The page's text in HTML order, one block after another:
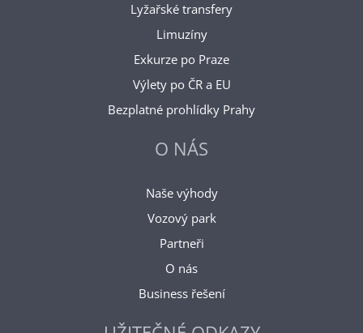
Lyžařské transfery
Limuzíny
Exkurze po Praze
Výlety po ČR a EU
Bezplatné prohlídky Prahy
O NÁS
Naše výhody
Vozový park
Partneři
O nás
Business řešení